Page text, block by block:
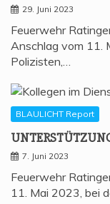
29. Juni 2023
Feuerwehr
Anschlag vom 11.
Polizisten,…
BLAULICHT Report
7. Juni 2023
Feuerwehr
11. Mai 2023, bei